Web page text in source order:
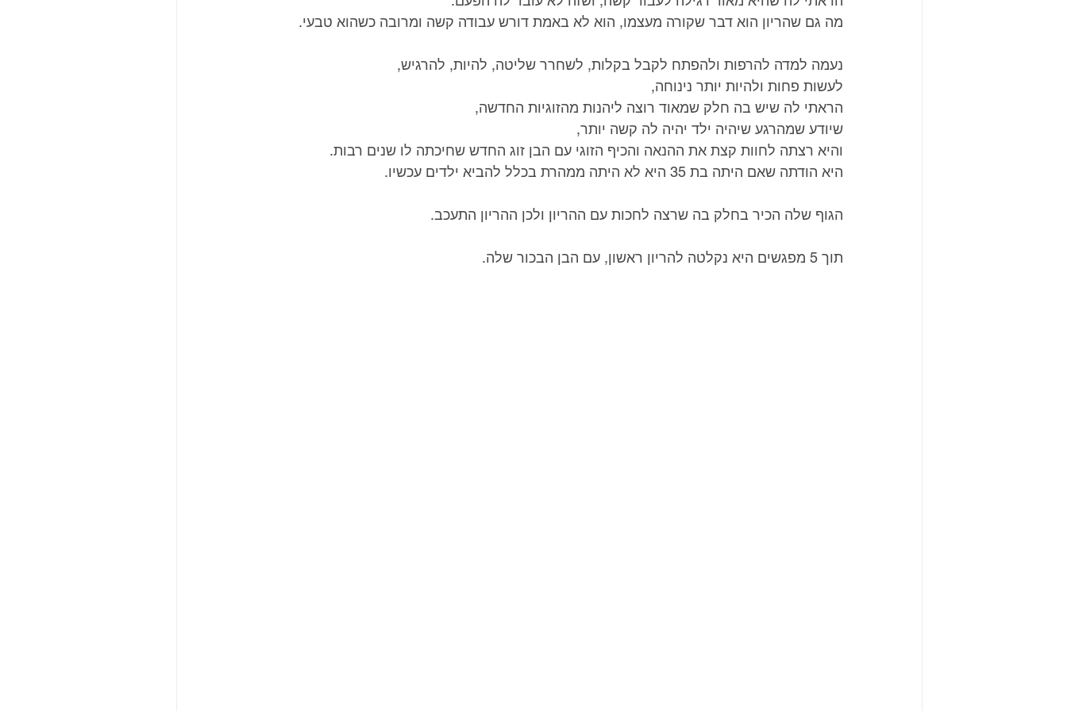
מה גם שהריון הוא דבר שקורה מעצמו, הוא לא באמת דורש עבודה קשה ומרובה כשהוא טבעי.
נעמה למדה להרפות ולהפתח לקבל בקלות, לשחרר שליטה, להיות, להרגיש,
לעשות פחות ולהיות יותר נינוחה,
הראתי לה שיש בה חלק שמאוד רוצה ליהנות מהזוגיות החדשה,
שיודע שמהרגע שיהיה ילד יהיה לה קשה יותר,
והיא רצתה לחוות קצת את ההנאה והכיף הזוגי עם הבן זוג החדש שחיכתה לו שנים רבות.
היא הודתה שאם היתה בת 35 היא לא היתה ממהרת בכלל להביא ילדים עכשיו.
הגוף שלה הכיר בחלק בה שרצה לחכות עם ההריון ולכן ההריון התעכב.
תוך 5 מפגשים היא נקלטה להריון ראשון, עם הבן הבכור שלה.